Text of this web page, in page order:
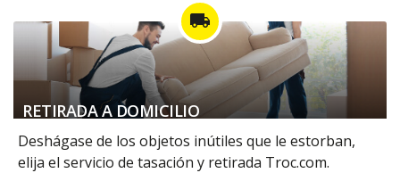
local_shipping
RETIRADA A DOMICILIO
Deshágase de los objetos inútiles que le estorban,
elija el servicio de tasación y retirada Troc.com.